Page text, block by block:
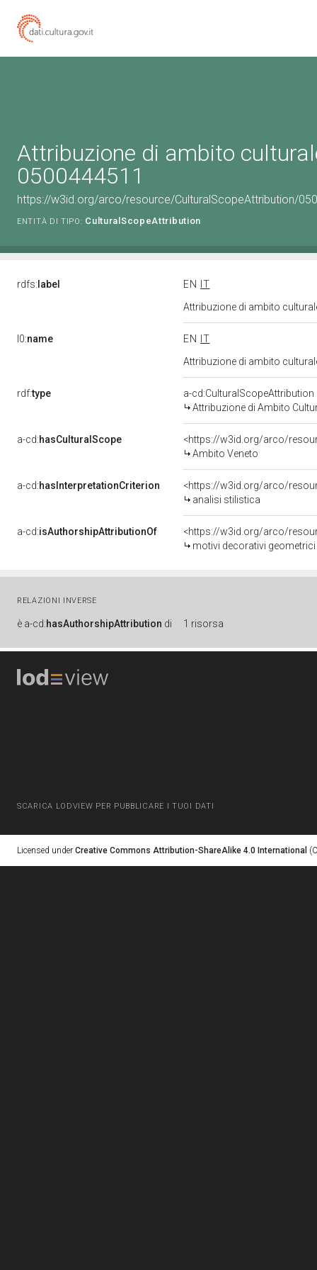
Attribuzione di ambito
0500444511
https://w3id.org/arco/resource/CulturalScopeAttribution/
ENTITÀ DI TIPO: CulturalScopeAttribution
rdfs: label EN
IT
Attribuzione di ambito
l0:name EN
IT
Attribuzione di ambito
rdf:type
a-cd:CulturalScopeAttribution
Attribuzione di Ambito
a-cd:hasCulturalScope
<https://w3id.org/arco/
Ambito Veneto
a-cd:hasInterpretationCriterion
<https://w3id.org/arco/
analisi stilistica
a-cd:isAuthorshipAttributionOf
<https://w3id.org/arco/
motivi decorativi
RELAZIONI INVERSE
è a-cd:hasAuthorshipAttribution di 1 risorsa
SCARICA LODVIEW PER PUBBLICARE I TUOI DATI
Licensed under Creative Commons Attribution-ShareAlike 4.0 International